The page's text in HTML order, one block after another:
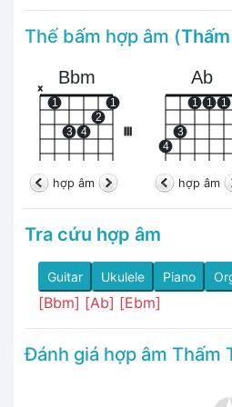
Thế bấm hợp âm (
Bbm
x
1
3 4
2
1
hợp âm
Ab
4
3
1 1 1
hợp âm
Tra cứu hợp âm
Guitar Ukulele Piano
[Bbm] [Ab] [Ebm]
Đánh giá hợp âm Thấm